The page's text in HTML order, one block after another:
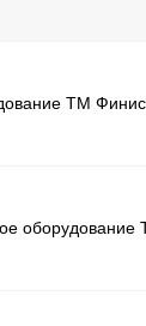
продукции.
вытяжные
тележки,